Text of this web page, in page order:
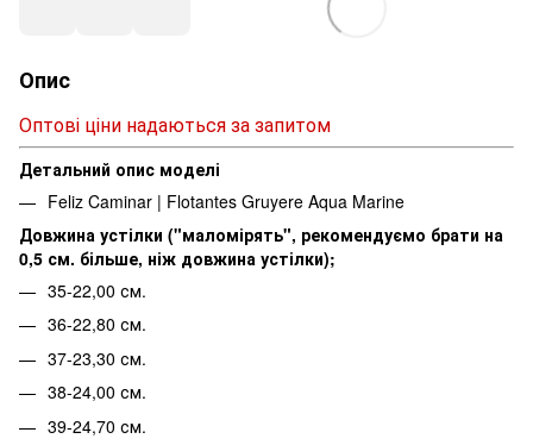
Опис
Оптові ціни надаються за запитом
Детальний опис моделі
Feliz Caminar | Flotantes Gruyere Aqua Marine
Довжина устілки ("маломірять", рекомендуємо брати на
0,5 см. більше, ніж довжина устілки);
35-22,00 см.
36-22,80 см.
37-23,30 см.
38-24,00 см.
39-24,70 см.